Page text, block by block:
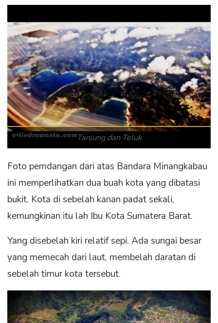
Tanjung dan Teluk
Foto pemdangan dari atas Bandara Minangkabau
ini memperlihatkan dua buah kota yang dibatasi
bukit. Kota di sebelah kanan padat sekali,
kemungkinan itu lah Ibu Kota Sumatera Barat.
Yang disebelah kiri relatif sepi. Ada sungai besar
yang memecah dari laut, membelah daratan di
sebelah timur kota tersebut.